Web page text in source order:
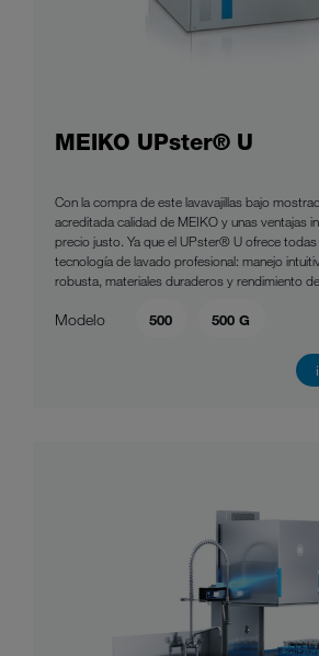
MEIKO UPster® U
Con la compra de este lavavajillas bajo
acreditada calidad de MEIKO y unas ventajas
precio justo. Ya que el UPster® U ofrece todas
tecnología de lavado profesional: manejo
robusta, materiales duraderos y rendimiento
Modelo 500 500 G